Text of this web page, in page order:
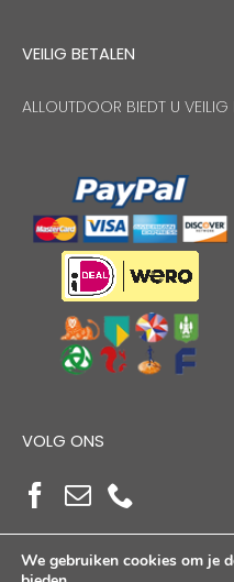
VEILIG BETALEN
ALLOUTDOOR BIEDT U VEILIG
VOLG ONS
We gebruiken cookies om je